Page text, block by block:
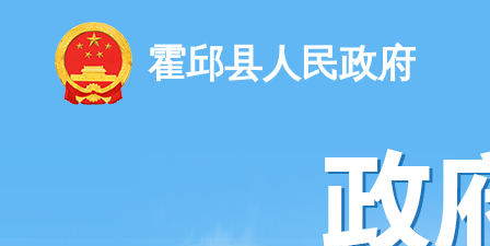
霍邱县人民政府